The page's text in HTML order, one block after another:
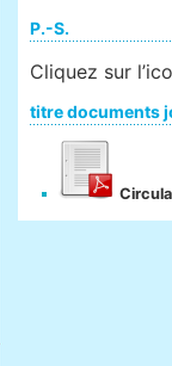
P.-S.
Cliquez sur
titre documents